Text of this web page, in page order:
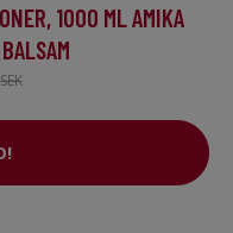
1000 ML AMIKA